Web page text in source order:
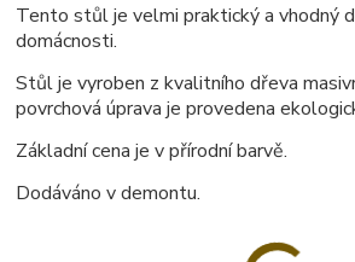
Tento stůl je velmi praktický a vhodný
domácnosti.
Stůl je vyroben z kvalitního dřeva
povrchová úprava je provedena
Základní cena je v přírodní barvě.
Dodáváno v demontu.